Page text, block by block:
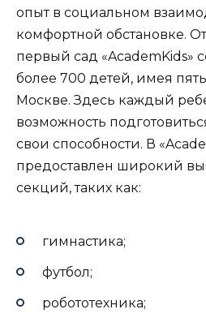
опыт в социальном
комфортной обстановке.
первый сад «AcademKids»
более 700 детей, имея
Москве. Здесь каждый
возможность
свои способности. В
предоставлен широкий
секций, таких как:
гимнастика;
футбол;
робототехника;